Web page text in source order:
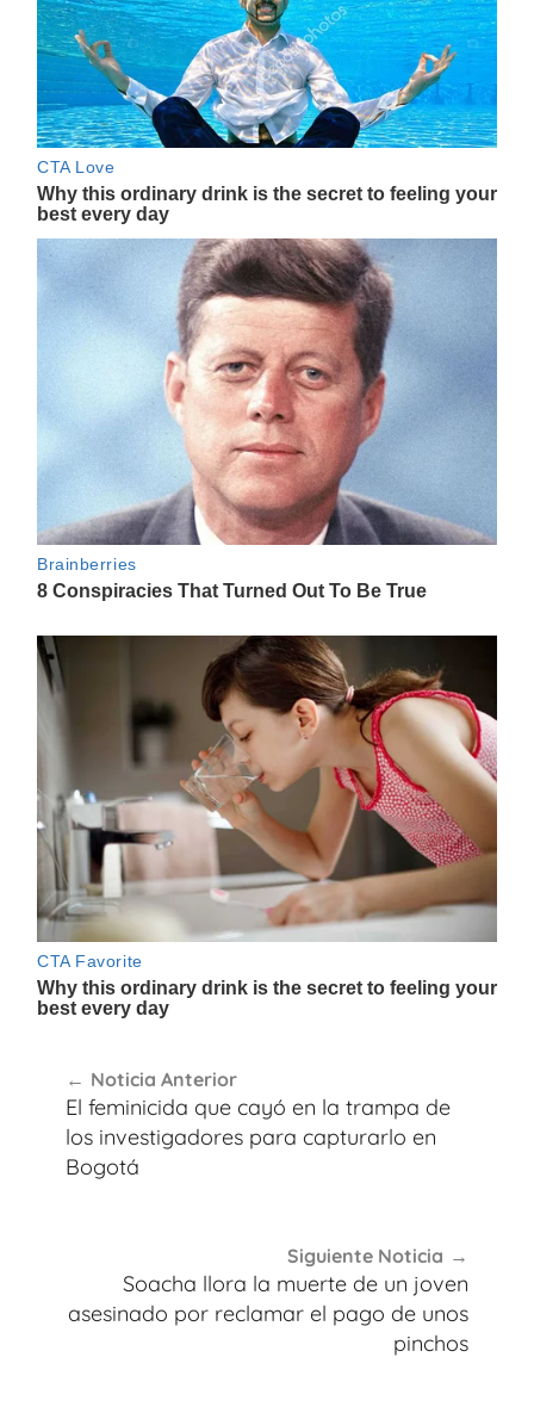
de
entradas
Noticia Anterior
El feminicida que cayó en la trampa de
los investigadores para capturarlo en
Bogotá
Siguiente Noticia
Soacha llora la muerte de un joven
asesinado por reclamar el pago de unos
pinchos